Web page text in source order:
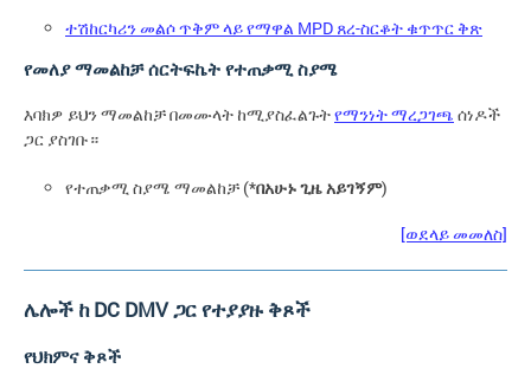
ተሽከርካሪን መልሶ ጥቅም ላይ የማዋል MPD ጸረ-ስርቆት ቁጥጥር ቅጽ
የመለያ ማመልከቻ ሰርትፍኬት የተጠቃሚ ስያሜ
እባክዎ ይህን ማመልከቻ በመሙላት ከሚያስፈልጉትየማንነት ማረጋገጫ ሰነዶች
ጋር ያስገቡ።
የተጠቃሚ ስያሜ ማመልከቻ (*በአሁኑ ጊዜ አይገኝም)
[ወደላይ መመለስ]
ሌሎች ከ DC DMV ጋር የተያያዙ ቅጾች
የህክምና ቅጾች